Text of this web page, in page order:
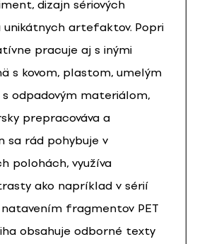
dizajn sériových
unikátnych artefaktov. Popri
pracuje aj s inými
s kovom, plastom, umelým
odpadovým materiálom,
prepracováva a
sa rád pohybuje v
polohách, využíva
ako napríklad v sérií
fragmentov PET
obsahuje odborné texty